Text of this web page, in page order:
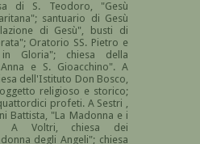
di S. Teodoro, "Gesù
santuario di Gesù
di Gesù", busti di
Oratorio SS. Pietro e
Gloria"; chiesa della
e S. Gioacchino". A
dell'Istituto Don Bosco,
religioso e storico;
profeti. A Sestri ,
Battista, "La Madonna e i
A Voltri, chiesa dei
degli Angeli"; chiesa